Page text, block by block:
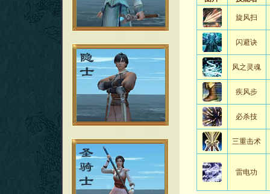
旋风扫
闪避诀
风之灵魂
疾风步
必杀技
三重击术
雷电功